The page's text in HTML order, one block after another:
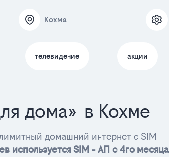
Кохма
телевидение акции
дома» в Кохме
домашний интернет с SIM
используется SIM - АП с 4го месяца